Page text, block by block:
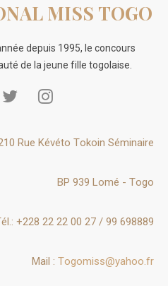
MISS TOGO
depuis 1995, le concours
de la jeune fille togolaise.
Rue Kévéto Tokoin Séminaire
BP 939 Lomé - Togo
+228 22 22 00 27 / 99 698889
Mail : Togomiss@yahoo.fr